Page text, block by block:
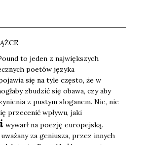
to jeden z największych
poetów języka
się na tyle często, że w
zbudzić się obawa, czy aby
z pustym sloganem. Nie, nie
przecenić wpływu, jaki
wywarł na poezję europejską.
za geniusza, przez innych